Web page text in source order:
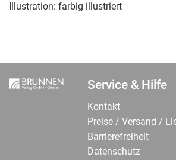
Illustration: farbig illustriert
Service & Hilfe
Kontakt
Preise / Versand /
Barrierefreiheit
Datenschutz